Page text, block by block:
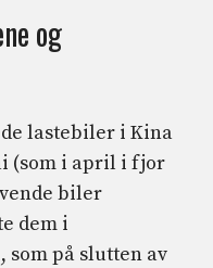
og
lastebiler i Kina
(som i april i fjor
biler
dem i
som på slutten av